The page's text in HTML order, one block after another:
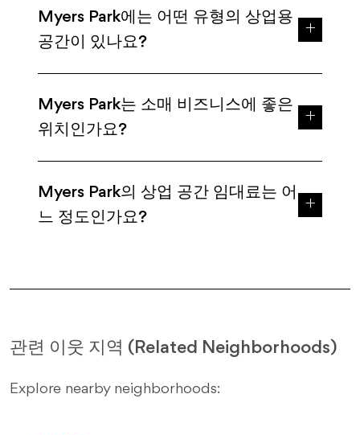
Myers Park에는 어떤 유형의 상업용
공간이 있나요?
Myers Park는 소매 비즈니스에 좋은
위치인가요?
Myers Park의 상업 공간 임대료는 어
느 정도인가요?
관련 이웃 지역 (Related Neighborhoods)
Explore nearby neighborhoods: